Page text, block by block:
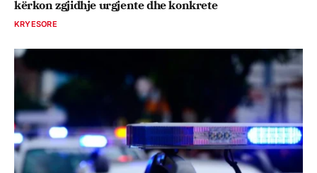
kërkon zgjidhje urgjente dhe konkrete
KRYESORE